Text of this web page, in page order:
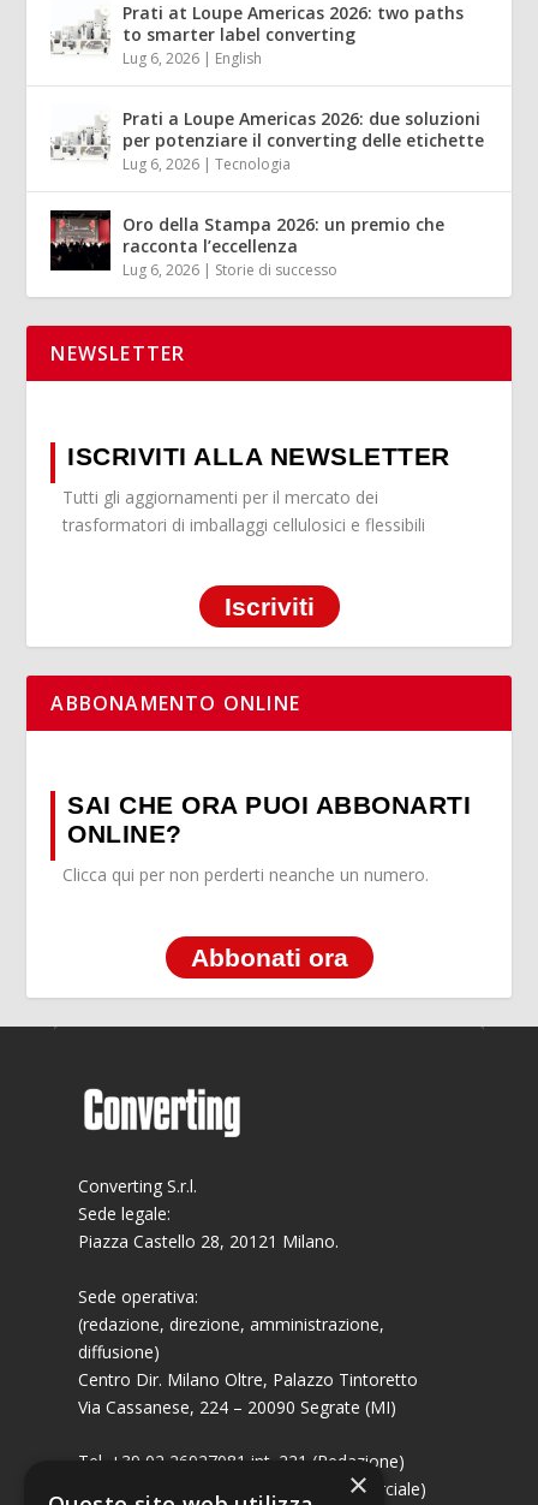
Prati at Loupe Americas 2026: two paths
to smarter label converting
Lug 6, 2026 | English
Prati a Loupe Americas 2026: due soluzioni
per potenziare il converting delle etichette
Lug 6, 2026 |Tecnologia
Oro della Stampa 2026: un premio che
racconta l’eccellenza
Lug 6, 2026 | Storie di successo
NEWSLETTER
ISCRIVITI ALLA NEWSLETTER
Tutti gli aggiornamenti per il mercato dei
trasformatori di imballaggi cellulosici e flessibili
Iscriviti
ABBONAMENTO ONLINE
SAI CHE ORA PUOI ABBONARTI
ONLINE?
Clicca qui per non perderti neanche un numero.
Abbonati ora
Converting S.r.l.
Sede legale:
Piazza Castello 28, 20121 Milano.
Sede operativa:
(redazione, direzione, amministrazione,
diffusione)
Centro Dir. Milano Oltre, Palazzo Tintoretto
Via Cassanese, 224 – 20090 Segrate (MI)
Tel. +39 02 26927081 int. 221 (Redazione)
Tel. +39 02 26927081 int. 224 (Commerciale)
×